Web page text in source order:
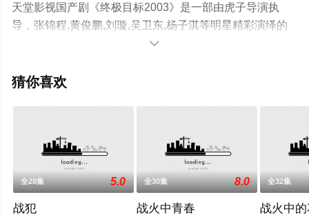
天堂影视国产剧《终极目标2003》是一部由虎子导演执
导，张锦程,黄俊鹏,刘璇,吴卫东,杨子淇等明星精彩演绎的
中国大陆电视剧，手机免费观看高清未删减完整版电视剧
剧、电视猫或剧情网等平台了解。

猜你喜欢
全28集 5.0
战犯
全30集 8.0
战火中青春
全32集
战火中